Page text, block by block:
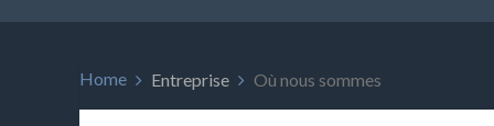
Home Entreprise Où nous sommes